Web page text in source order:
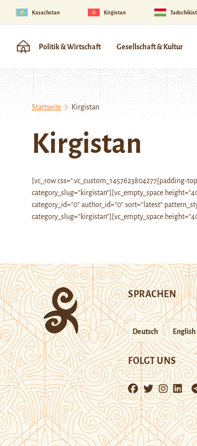
Kasachstan Kirgistan
Politik & Wirtschaft Gesellschaft & Kultur
Startseite Kirgistan
Kirgistan
[vc_row css=“.vc_custom_1457623804277{padding-
category_slug=“kirgistan“][vc_empty_space
category_id=“0″ author_id=“0″ sort=“latest“
category_slug=“kirgistan“][vc_empty_space
SPRACHEN
Deutsch English
FOLGT UNS